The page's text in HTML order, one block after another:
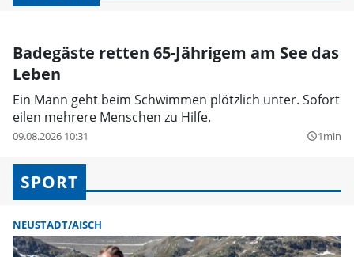
Badegäste retten 65-Jährigem am See das
Leben
Ein Mann geht beim Schwimmen plötzlich unter. Sofort
eilen mehrere Menschen zu Hilfe.
09.08.2026 10:31 query_builder1min
SPORT
NEUSTADT/AISCH